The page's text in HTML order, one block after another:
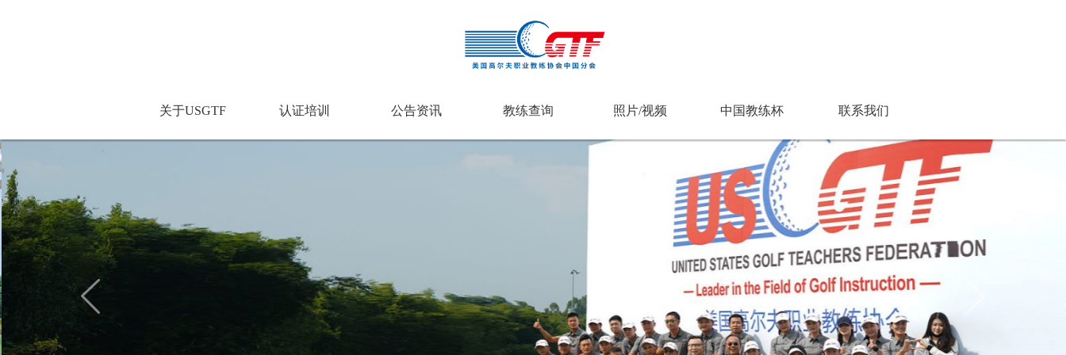
关于USGTF 认证培训 公告资讯 教练查询 照片/视频 中国教练杯 联系我们
2025USGTF广东职业教练认证培训夏季班开始报名
2025广东夏季班开始报名